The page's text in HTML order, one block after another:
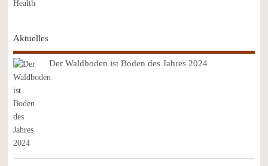
Aktuelles
Der Waldboden ist Boden des Jahres 2024